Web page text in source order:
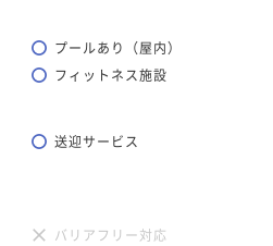
プールあり（屋内）
フィットネス施設
送迎サービス
バリアフリー対応